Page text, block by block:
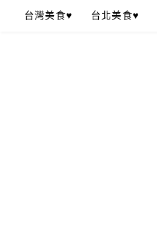
台灣美食♥ 台北美食♥